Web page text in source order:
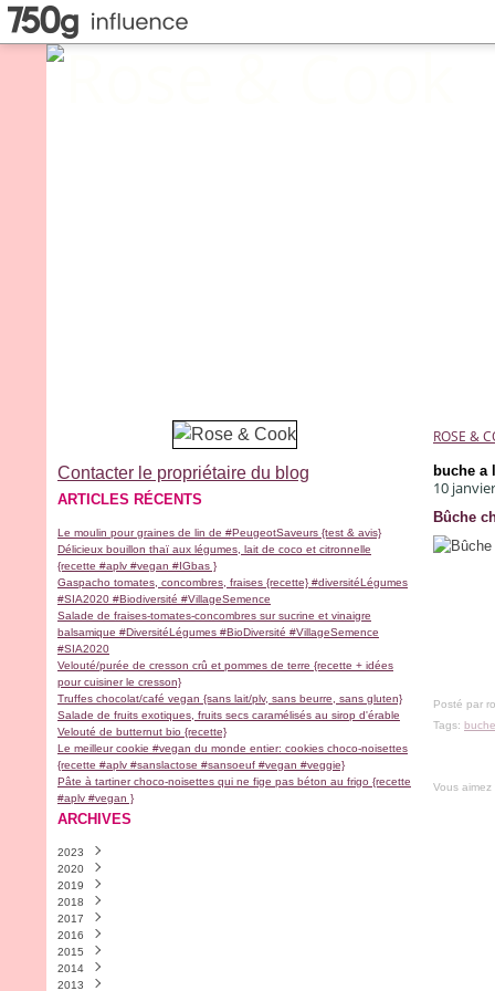
Contacter le propriétaire du blog
ARTICLES RÉCENTS
Le moulin pour graines de lin de #PeugeotSaveurs {test & avis}
Délicieux bouillon thaï aux légumes, lait de coco et citronnelle
{recette #aplv #vegan #IGbas }
Gaspacho tomates, concombres, fraises {recette} #diversitéLégumes
#SIA2020 #Biodiversité #VillageSemence
Salade de fraises-tomates-concombres sur sucrine et vinaigre
balsamique #DiversitéLégumes #BioDiversité #VillageSemence
#SIA2020
Velouté/purée de cresson crû et pommes de terre {recette + idées
pour cuisiner le cresson}
Truffes chocolat/café vegan {sans lait/plv, sans beurre, sans gluten}
Salade de fruits exotiques, fruits secs caramélisés au sirop d'érable
Velouté de butternut bio {recette}
Le meilleur cookie #vegan du monde entier: cookies choco-noisettes
{recette #aplv #sanslactose #sansoeuf #vegan #veggie}
Pâte à tartiner choco-noisettes qui ne fige pas béton au frigo {recette
#aplv #vegan }
ARCHIVES
2023
Novembre
2020
Avril
Février
Janvier
2019
Décembre
Novembre
Septembre
Août
Juillet
Mai(1)
2018
Décembre
Septembre
Juillet
Juin
Mars
2017
Décembre
Novembre
Octobre
Septembre
2016
Décembre
Novembre
Octobre
2015
Décembre
Novembre
2014
Décembre
2013
ROSE &
buche a
10
Bûche
Posté par
Tags:
Vous aimez